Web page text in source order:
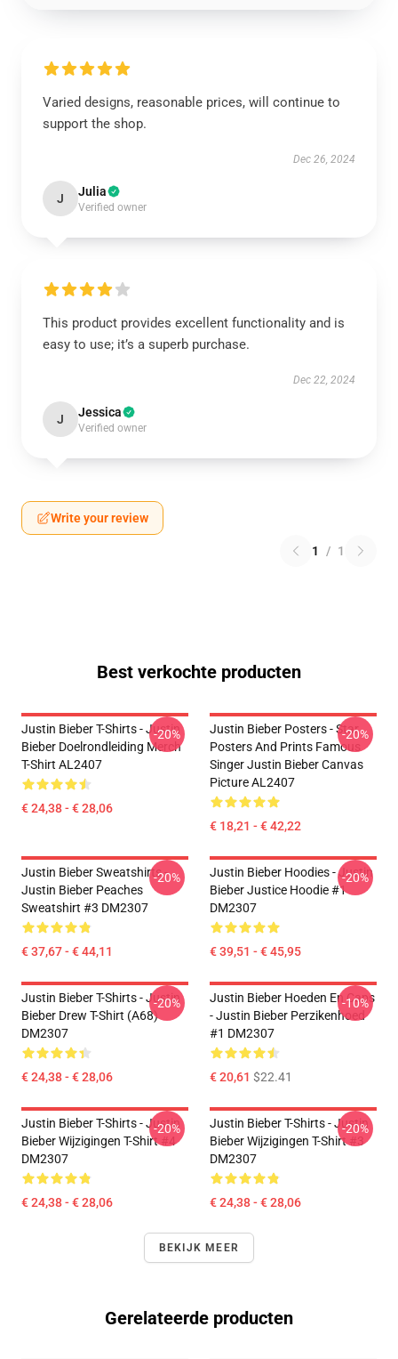
Varied designs, reasonable prices, will continue to
support the shop.
Dec 26, 2024
J Julia
Verified owner
This product provides excellent functionality and is
easy to use; it’s a superb purchase.
Dec 22, 2024
J Jessica
Verified owner
Write your review
1 / 1
Best verkochte producten
Justin Bieber T-Shirts - Justin
Bieber Doelrondleiding Merch
T-Shirt AL2407
€ 24,38 - € 28,06
-20%
Justin Bieber Posters - Star
Posters And Prints Famous
Singer Justin Bieber Canvas
Picture AL2407
€ 18,21 - € 42,22
-20%
Justin Bieber Sweatshirts -
Justin Bieber Peaches
Sweatshirt #3 DM2307
€ 37,67 - € 44,11
-20%
Justin Bieber Hoodies - Justin
Bieber Justice Hoodie #1
DM2307
€ 39,51 - € 45,95
-20%
Justin Bieber T-Shirts - Justin
Bieber Drew T-Shirt (A68)
DM2307
€ 24,38 - € 28,06
-20%
Justin Bieber Hoeden En Caps
- Justin Bieber Perzikenhoed
#1 DM2307
€ 20,61 $22.41
-10%
Justin Bieber T-Shirts - Justin
Bieber Wijzigingen T-Shirt #4
DM2307
€ 24,38 - € 28,06
-20%
Justin Bieber T-Shirts - Justin
Bieber Wijzigingen T-Shirt #3
DM2307
€ 24,38 - € 28,06
-20%
BEKIJK MEER
Gerelateerde producten